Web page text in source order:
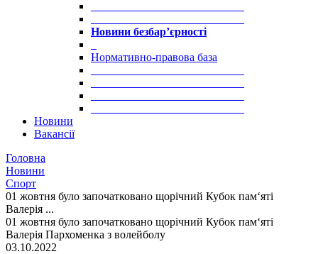
Новини безбар’єрності
Нормативно-правова база
Новини
Вакансії
Головна
Новини
Спорт
01 жовтня було започатковано щорічний Кубок пам‘яті
Валерія ...
01 жовтня було започатковано щорічний Кубок пам‘яті
Валерія Пархоменка з волейболу
03.10.2022